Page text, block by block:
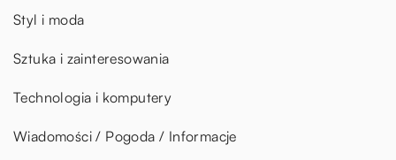
Styl i moda
Sztuka i zainteresowania
Technologia i komputery
Wiadomości / Pogoda / Informacje